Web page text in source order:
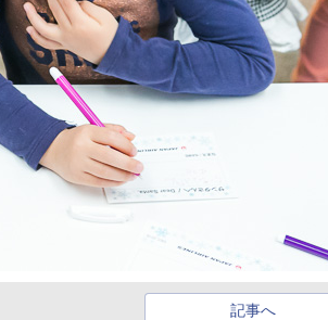
記事へ